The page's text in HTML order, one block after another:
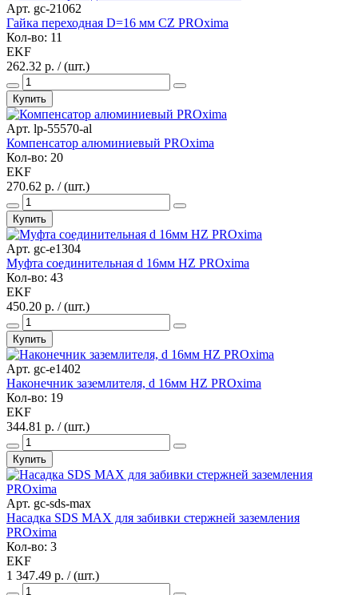
Арт. gc-21062
Гайка переходная D=16 мм CZ PROxima
Кол-во: 11
EKF
262.32 р. / (шт.)
Купить
Арт. lp-55570-al
Компенсатор алюминиевый PROxima
Кол-во: 20
EKF
270.62 р. / (шт.)
Купить
Арт. gc-e1304
Муфта соединительная d 16мм HZ PROxima
Кол-во: 43
EKF
450.20 р. / (шт.)
Купить
Арт. gc-e1402
Наконечник заземлителя, d 16мм HZ PROxima
Кол-во: 19
EKF
344.81 р. / (шт.)
Купить
Арт. gc-sds-max
Насадка SDS MAX для забивки стержней заземления
PROxima
Кол-во: 3
EKF
1 347.49 р. / (шт.)